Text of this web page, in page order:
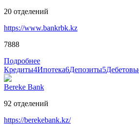
20 отделений
https://www.bankrbk.kz
7888
Подробнее
Кредиты4Ипотека6Депозиты5
Bereke Bank
92 отделений
https://berekebank.kz/